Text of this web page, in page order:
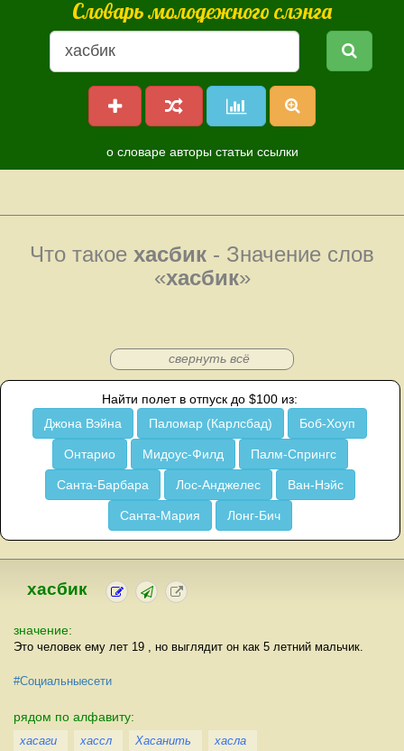
Словарь молодежного слэнга
о словаре авторы статьи ссылки
Что такое хасбик - Значение слов
«хасбик»
свернуть всё
Найти полет в отпуск до $100 из:
Джона Вэйна
Паломар (Карлсбад) Боб-Хоуп
Онтарио Мидоус-Филд Палм-Спрингс
Санта-Барбара Лос-Анджелес Ван-Нэйс
Санта-Мария Лонг-Бич
хасбик
значение:
Это человек ему лет 19 , но выглядит он как 5 летний мальчик.
#Социальныесети
рядом по алфавиту:
хасаги хассл Хасанить
хасла